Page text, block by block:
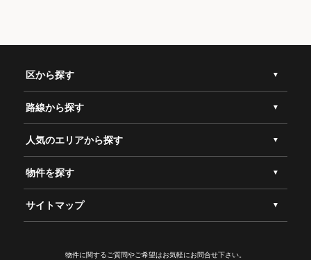
区から探す
路線から探す
人気のエリアから探す
物件を探す
サイトマップ
物件に関するご質問やご希望はお気軽にお問合せ下さい。